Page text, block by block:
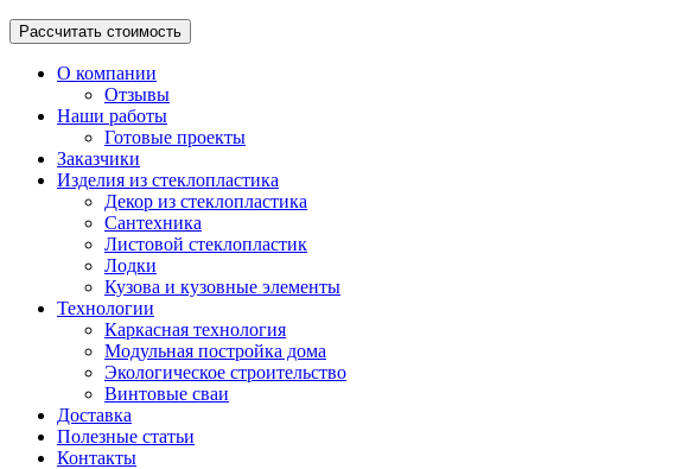
Рассчитать стоимость
О компании
Отзывы
Наши работы
Готовые проекты
Заказчики
Изделия из стеклопластика
Декор из стеклопластика
Сантехника
Листовой стеклопластик
Лодки
Кузова и кузовные элементы
Технологии
Каркасная технология
Модульная постройка дома
Экологическое строительство
Винтовые сваи
Доставка
Полезные статьи
Контакты